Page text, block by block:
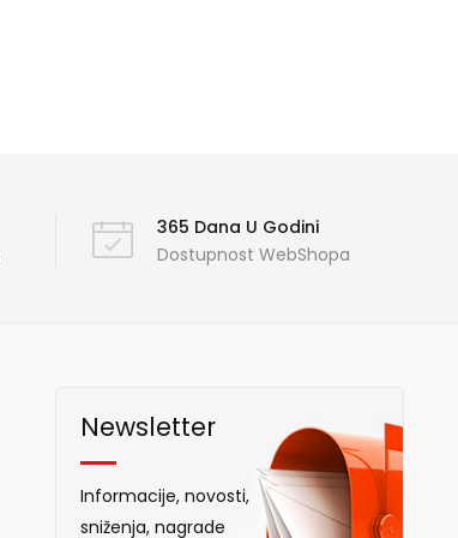
365 Dana U Godini
Dostupnost WebShopa
Newsletter
Informacije, novosti,
sniženja, nagrade